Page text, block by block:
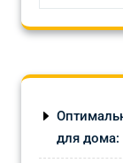
для дома: